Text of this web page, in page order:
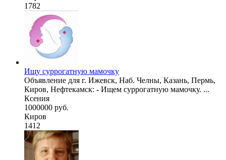
1782
Ищу суррогатную мамочку
Объявление для г. Ижевск, Наб. Челны, Казань, Пермь,
Киров, Нефтекамск: - Ищем суррогатную мамочку. ...
Ксения
1000000 руб.
Киров
1412